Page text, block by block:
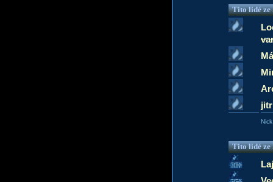
Tito lidé ze
Nick
Tito lidé ze